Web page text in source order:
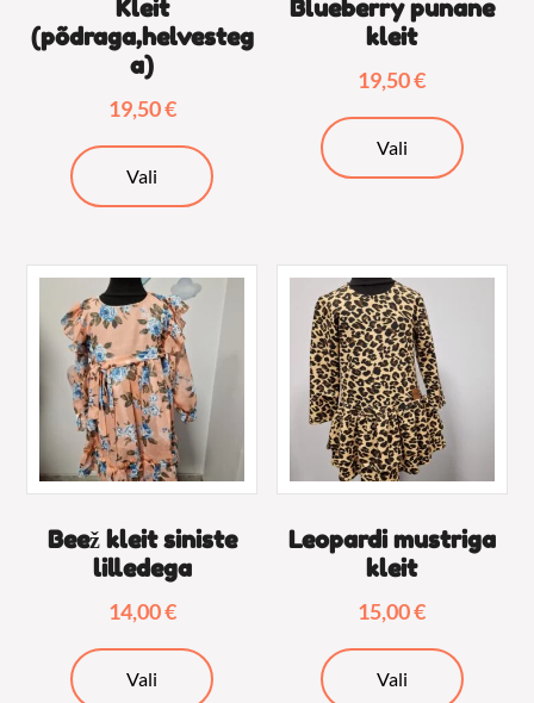
Kleit
(põdraga,helvesteg
a)
19,50€
Vali
tootel
varianti.
teha
Blueberry punane
kleit
19,50€
Vali
tootel
Beež kleit siniste
lilledega
14,00€
Vali
tootel
Leopardi mustriga
kleit
15,00€
Vali
tootel